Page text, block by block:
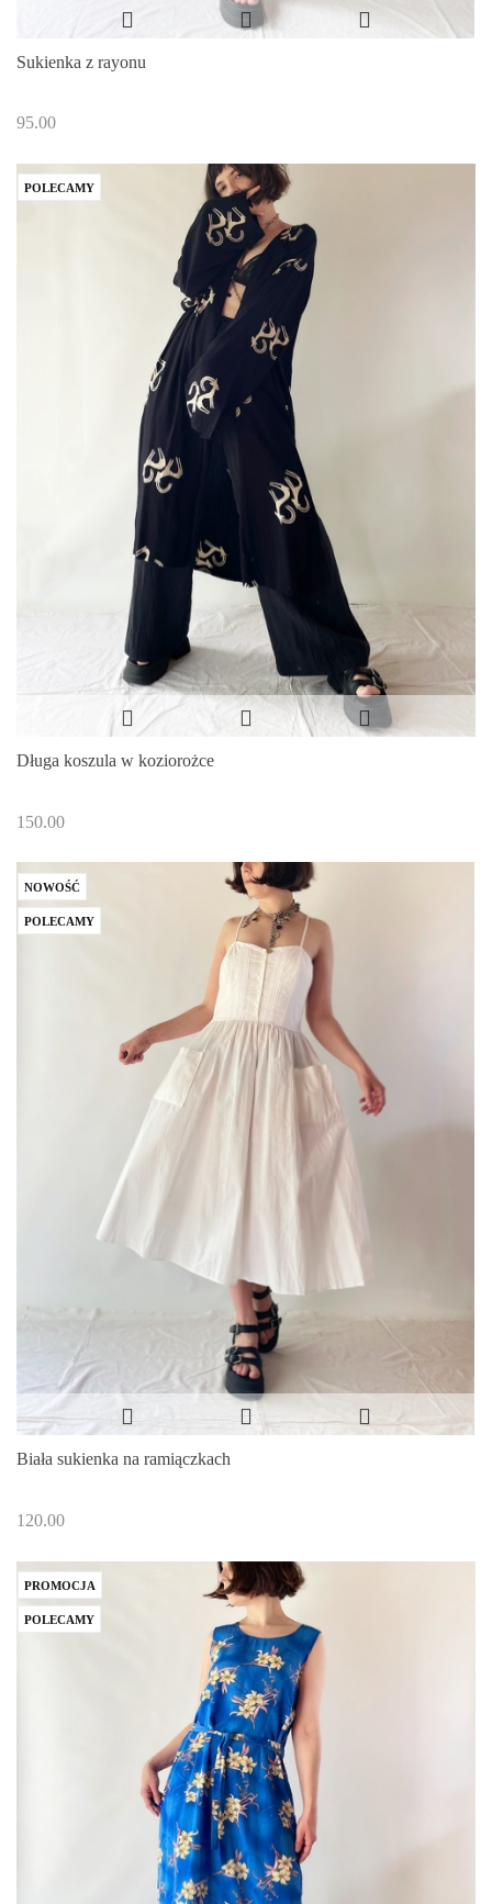
Sukienka z rayonu
95.00
POLECAMY
Długa koszula w koziorożce
150.00
NOWOŚĆ
POLECAMY
Biała sukienka na ramiączkach
120.00
PROMOCJA
POLECAMY